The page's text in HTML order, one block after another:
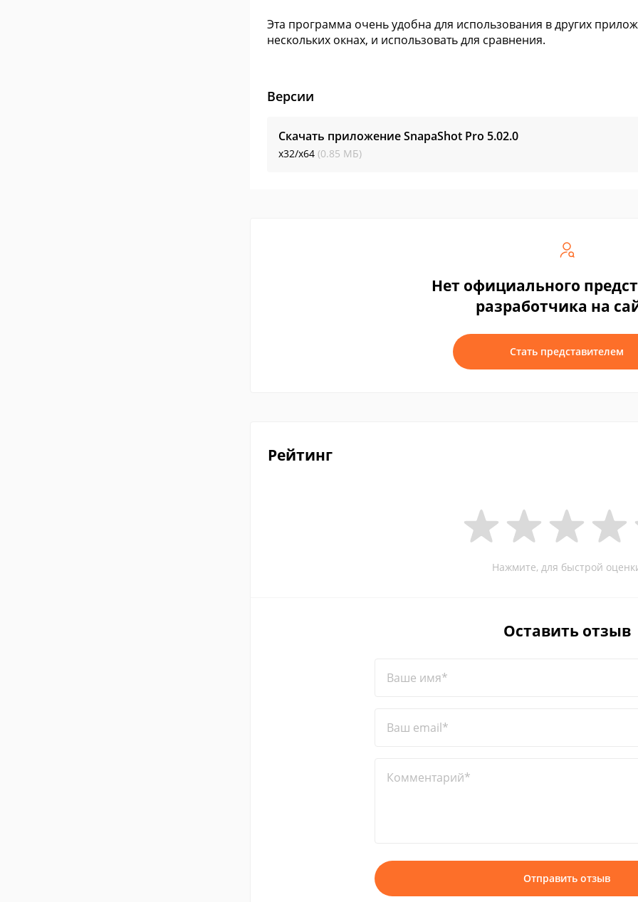
Эта программа очень удобна для использования в других
нескольких окнах, и использовать для сравнения.
Версии
Скачать приложение SnapaShot Pro 5.02.0
x32/x64 (0.85 МБ)
Нет официального
разработчика на
Стать представителем
Рейтинг
Нажмите, для быстрой
Оставить отзыв
Ваше имя*
Ваш email*
Комментарий*
Отправить отзыв